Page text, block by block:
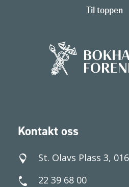
Kontakt oss
St. Olavs Plass 3,
22 39 68 00
Til toppen